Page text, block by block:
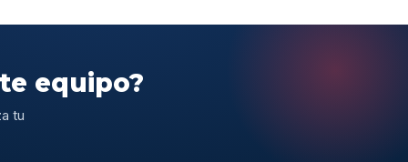
equipo?
tu